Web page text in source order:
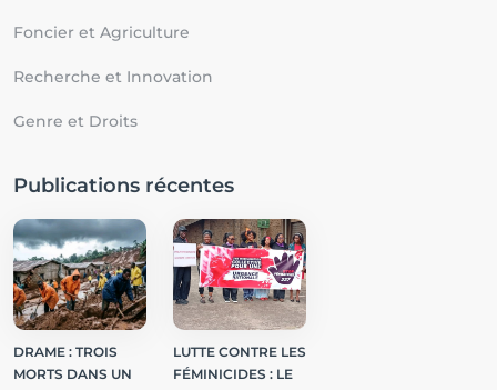
Foncier et Agriculture
Recherche et Innovation
Genre et Droits
Publications récentes
DRAME : TROIS
MORTS DANS UN
LUTTE CONTRE LES
FÉMINICIDES : LE